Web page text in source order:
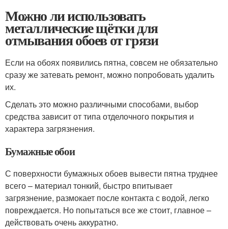
Можно ли использовать
металлические щётки для
отмывания обоев от грязи
Если на обоях появились пятна, совсем не обязательно
сразу же затевать ремонт, можно попробовать удалить
их.
Сделать это можно различными способами, выбор
средства зависит от типа отделочного покрытия и
характера загрязнения.
Бумажные обои
С поверхности бумажных обоев вывести пятна труднее
всего – материал тонкий, быстро впитывает
загрязнение, размокает после контакта с водой, легко
повреждается. Но попытаться все же стоит, главное –
действовать очень аккуратно.